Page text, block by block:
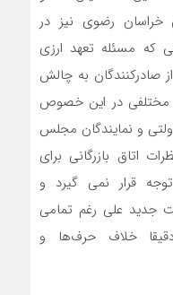
خراسان رضوی نیز در
که مسئله تعهد ارزی
به چالش
مختلفی در این خصوص
و نمایندگان مجلس
اتاق بازرگانی برای
قرار نمی گیرد و
جدید علی رغم تمامی
خلاف حرف‌ها و